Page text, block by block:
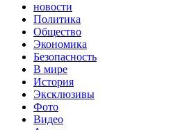
новости
Политика
Общество
Экономика
Безопасность
В мире
История
Эксклюзивы
Фото
Видео